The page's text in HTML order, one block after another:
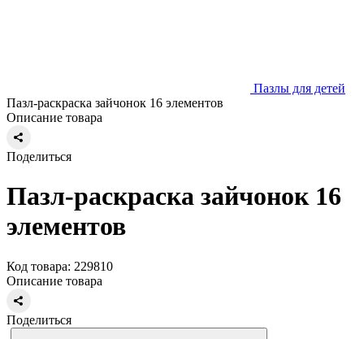
Пазлы для детей
Пазл-раскраска зайчонок 16 элементов
Описание товара
Поделиться
Пазл-раскраска зайчонок 16
элементов
Код товара: 229810
Описание товара
Поделиться